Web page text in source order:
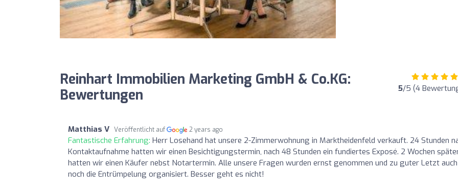
Reinhart Immobilien Marketing GmbH & Co.KG:
Bewertungen
5/5 (4
Matthias V Veröffentlicht auf 2 years ago
Fantastische Erfahrung: Herr Losehand hat unsere 2-Zimmerwohnung in Marktheidenfeld verkauft. 24 Stunden
Kontaktaufnahme hatten wir einen Besichtigungstermin, nach 48 Stunden ein fundiertes Exposé. 2 Wochen
hatten wir einen Käufer nebst Notartermin. Alle unsere Fragen wurden ernst genommen und zu guter Letzt auch
noch die Entrümpelung organisiert. Besser geht es nicht!